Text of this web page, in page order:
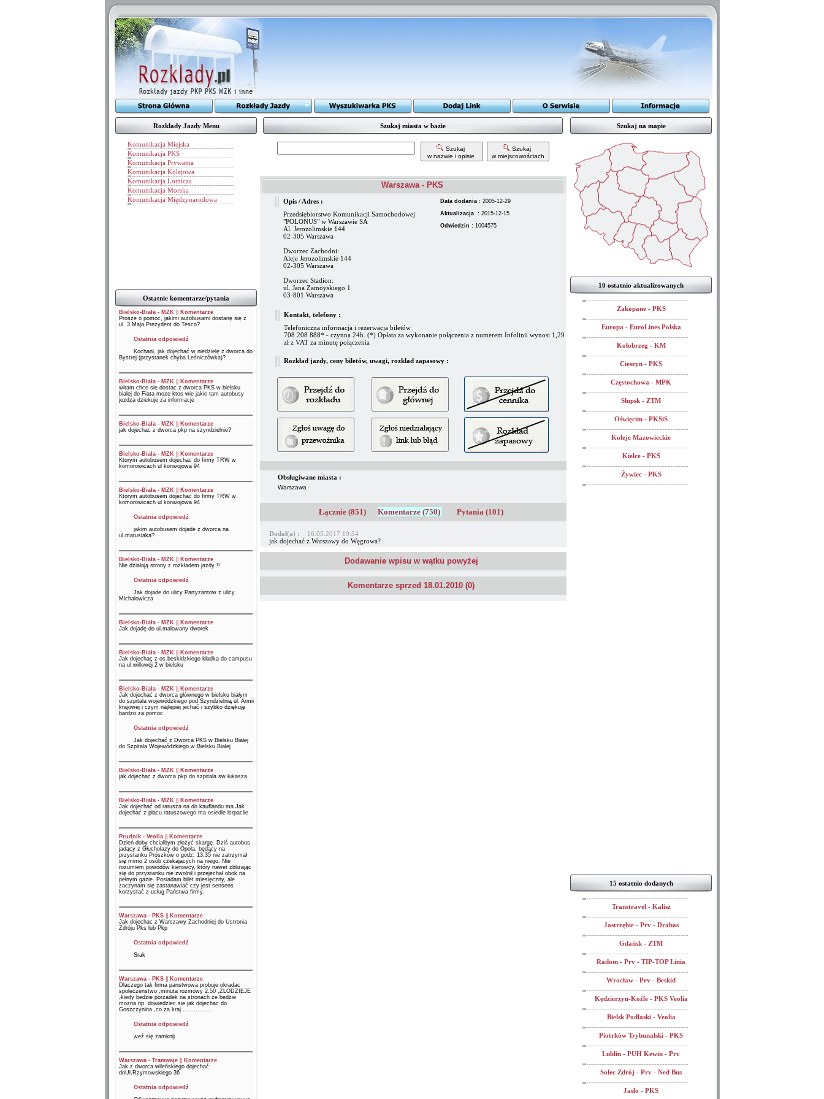
Rozkłady Jazdy Menu
Komunikacja Miejska
Komunikacja PKS
Komunikacja Prywatna
Komunikacja Kolejowa
Komunikacja Lotnicza
Komunikacja Morska
Komunikacja Międzynarodowa
Ostatnie komentarze/pytania
Bielsko-Biała - MZK||
Komentarze
Prosze o pomoc, jakimi autobusami dostanę się z
ul. 3 Maja Prezydent do Tesco?
Ostatnia odpowiedź
Kochani, jak dojechać w niedzielę z dworca do
Bystrej (przystanek chyba Leśniczówka)?
Bielsko-Biała - MZK||
Komentarze
witam chce sie dostac z dworca PKS w bielsku
bialej do Fiata moze ktos wie jakie tam autobusy
jezdza dziekuje za informacje
Bielsko-Biała - MZK||
Komentarze
jak dojechac z dworca pkp na szyndzielnie?
Bielsko-Biała - MZK||
Komentarze
Ktorym autobusem dojechac do firmy TRW w
komorowicach ul konwojowa 94
Bielsko-Biała - MZK||
Komentarze
Ktorym autobusem dojechac do firmy TRW w
komorowicach ul konwojowa 94
Ostatnia odpowiedź
jakim autobusem dojade z dworca na
ul.matusiaka?
Bielsko-Biała - MZK||
Komentarze
Nie działają strony z rozkładem jazdy !!
Ostatnia odpowiedź
Jak dojade do ulicy Partyzantow z ulicy
Michalowicza
Bielsko-Biała - MZK||
Komentarze
Jak dojadę do ul.malowany dworek
Bielsko-Biała - MZK||
Komentarze
Jak dojechaç z os.beskidzkiego kładka do campusu
na ul.willowej 2 w bielsku
Bielsko-Biała - MZK||
Komentarze
Jak dojechać z dworca głównego w bielsku białym
do szpitala wojewódzkiego pod Szyndzielnią ul. Armii
krajowej i czym najlepiej jechać i szybko dziękuję
bardzo za pomoc
Ostatnia odpowiedź
Jak dojechać z Dworca PKS w Bielsku Białej
do Szpitala Wojewódzkiego w Bielsku Białej
Bielsko-Biała - MZK||
Komentarze
jak dojechac z dworca pkp do szpitala sw łukasza
Bielsko-Biała - MZK||
Komentarze
Jak dojechać od ratusza na do kauflandu ma Jak
dojechać z placu ratuszowego ma osiedle lsrpaclie
Prudnik - Veolia||
Komentarze
Dzień doby chciałbym złożyć skargę. Dziś autobus
jadący z Głuchołazy do Opola, będący na
przystanku Prószków o godz. 13:35 nie zatrzymał
się mimo 2 osób czekajacych na niego. Nie
rozumiem powodów kierowcy, który nawet zbliżając
się do przystanku nie zwolnił i przejechał obok na
pełnym gazie. Posiadam bilet miesięczny, ale
zaczynam się zastanawiać czy jest sensens
korzystać z usług Państwa firmy.
Warszawa - PKS||
Komentarze
Jak dojechac z Warszawy Zachodniej do Ustronia
Zdróju Pks lub Pkp
Ostatnia odpowiedź
Srak
Warszawa - PKS||
Komentarze
Dlaczego tak firma panstwowa probuje okradac
spoleczenstwo ,minuta rozmowy 2.50 ,ZLODZIEJE
,kiedy bedzie porzadek na stronach ze bedzie
mozna np. dowiedziec sie jak dojechac do
Goszczynina ,co za kraj ................
Ostatnia odpowiedź
weź się zamknij
Warszawa - Tramwaje||
Komentarze
Jak z dworca wileńskiego dojechać
doUl.Rzymowskiego 36
Ostatnia odpowiedź
Szukaj miasta w bazie
Szukaj
w nazwie i opisie
Szukaj
w miejscowościach
Warszawa - PKS
Opis / Adres : Data dodania : 2005-12-29
Przedsiębiorstwo Komunikacji Samochodowej
"POLONUS" w Warszawie SA
Al. Jerozolimskie 144
02-305 Warszawa
Dworzec Zachodni:
Aleje Jerozolimskie 144
02-305 Warszawa
Dworzec Stadion:
ul. Jana Zamoyskiego 1
03-801 Warszawa
Aktualizacja : 2015-12-15
Odwiedzin : 1004575
Kontakt, telefony :
Telefoniczna informacja i rezerwacja biletów
708 208 888* - czynna 24h. (*) Opłata za wykonanie połączenia z numerem Infolinii wynosi 1,29
zł z VAT za minutę połączenia
Rozkład jazdy, ceny biletów, uwagi, rozkład zapasowy :
Obsługiwane miasta :
Warszawa
Łącznie (851) Komentarze (750) Pytania (101)
Dodał(a) :
16.05.2017 19:54
jak dojechać z Warszawy do Węgrowa?
Dodawanie wpisu w wątku powyżej
Komentarze sprzed 18.01.2010 (0)
Szukaj na mapie
10 ostatnio aktualizowanych
Zakopane - PKS
Europa - EuroLines Polska
Kołobrzeg - KM
Cieszyn - PKS
Częstochowa - MPK
Słupsk - ZTM
Oświęcim - PKSiS
Koleje Mazowieckie
Kielce - PKS
Żywiec - PKS
15 ostatnio dodanych
Transtravel - Kalisz
Jastrzębie - Prv - Drabas
Gdańsk - ZTM
Radom - Prv - TIP-TOP Linia
Wrocław - Prv - Beskid
Kędzierzyn-Koźle - PKS Veolia
Bielsk Podlaski - Veolia
Piotrków Trybunalski - PKS
Lublin - PUH Kewin - Prv
Solec Zdrój - Prv - Ned Bus
Jasło - PKS